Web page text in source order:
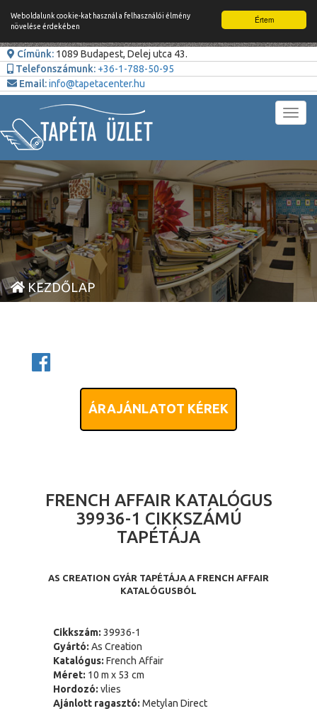
Értem
Weboldalunk cookie-kat használ a felhasználói élmény
növelése érdekében
Címünk: 1089 Budapest, Delej utca 43.
Telefonszámunk: +36-1-788-50-95
Email:info@tapetacenter.hu
KEZDŐLAP
ÁRAJÁNLATOT KÉREK
FRENCH AFFAIR KATALÓGUS
39936-1 CIKKSZÁMÚ
TAPÉTÁJA
AS CREATION GYÁR TAPÉTÁJA A FRENCH AFFAIR
KATALÓGUSBÓL
Cikkszám: 39936-1
Gyártó: As Creation
Katalógus: French Affair
Méret: 10 m x 53 cm
Hordozó: vlies
Ajánlott ragasztó: Metylan Direct